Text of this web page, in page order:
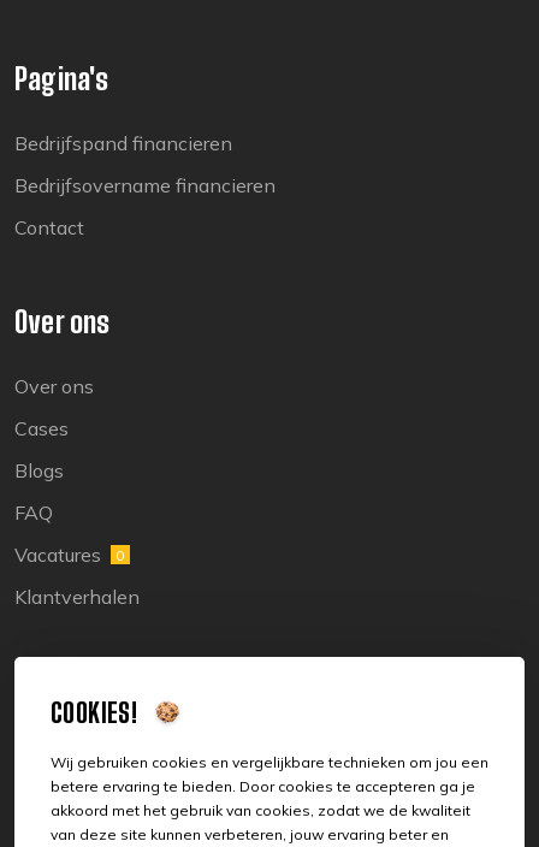
Pagina's
Bedrijfspand financieren
Bedrijfsovername financieren
Contact
Over ons
Over ons
Cases
Blogs
FAQ
Vacatures
0
Klantverhalen
Sitemap
Privacy
Cookies
COOKIES!
Wij gebruiken cookies en vergelijkbare technieken om jou een
betere ervaring te bieden. Door cookies te accepteren ga je
akkoord met het gebruik van cookies, zodat we de kwaliteit
van deze site kunnen verbeteren, jouw ervaring beter en